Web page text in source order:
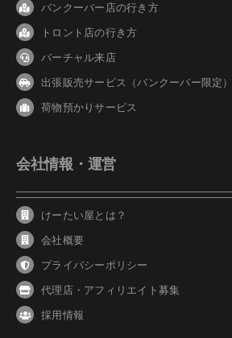
バンクーバー 店の行き方
トロント店の行き方
バーチャル来店
出張販売サービス（バンクーバー限定）
荷物預かりサービス
会社情報・運営
けーたい屋とは？
会社概要
プライバシーポリシー
代理店・アフィリエイト募集
採用情報